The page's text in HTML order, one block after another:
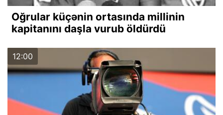
Oğrular küçənin ortasında millinin
kapitanını daşla vurub öldürdü
12:00